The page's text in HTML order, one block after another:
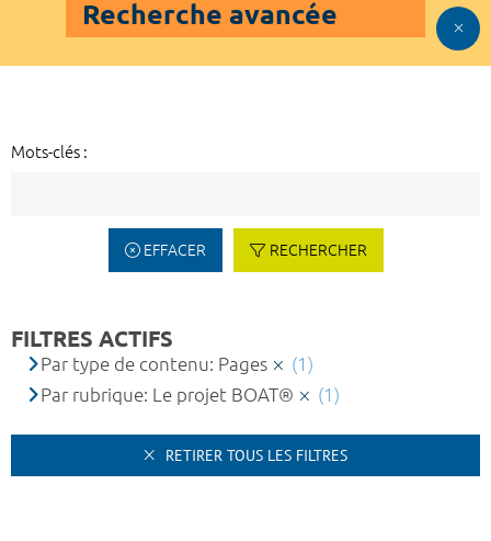
Recherche avancée
Mots-clés :
EFFACER RECHERCHER
FILTRES ACTIFS
Par type de contenu: Pages
(1)
Par rubrique: Le projet BOAT®
(1)
RETIRER TOUS LES FILTRES